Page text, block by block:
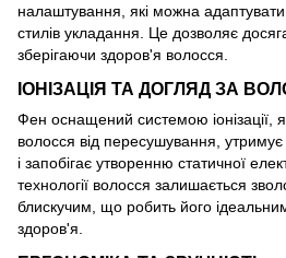
налаштування, які можна адаптувати
стилів укладання. Це дозволяє
зберігаючи здоров'я волосся.
ІОНІЗАЦІЯ ТА ДОГЛЯД ЗА
Фен оснащений системою іонізації,
волосся від пересушування,
і запобігає утворенню статичної
технології волосся залишається
блискучим, що робить його
здоров'я.